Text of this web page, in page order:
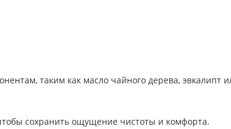
таким как масло чайного дерева, эвкалипт
сохранить ощущение чистоты и комфорта.